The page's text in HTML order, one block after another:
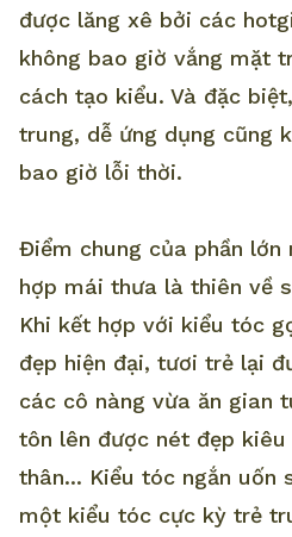
được lăng xê bởi các
không bao giờ vắng mặt
cách tạo kiểu. Và đặc
trung, dễ ứng dụng cũng
bao giờ lỗi thời.
Điểm chung của phần lớn
hợp mái thưa là thiên về
Khi kết hợp với kiểu tóc
đẹp hiện đại, tươi trẻ lại
các cô nàng vừa ăn gian
tôn lên được nét đẹp
thân... Kiểu tóc ngắn uốn
một kiểu tóc cực kỳ trẻ